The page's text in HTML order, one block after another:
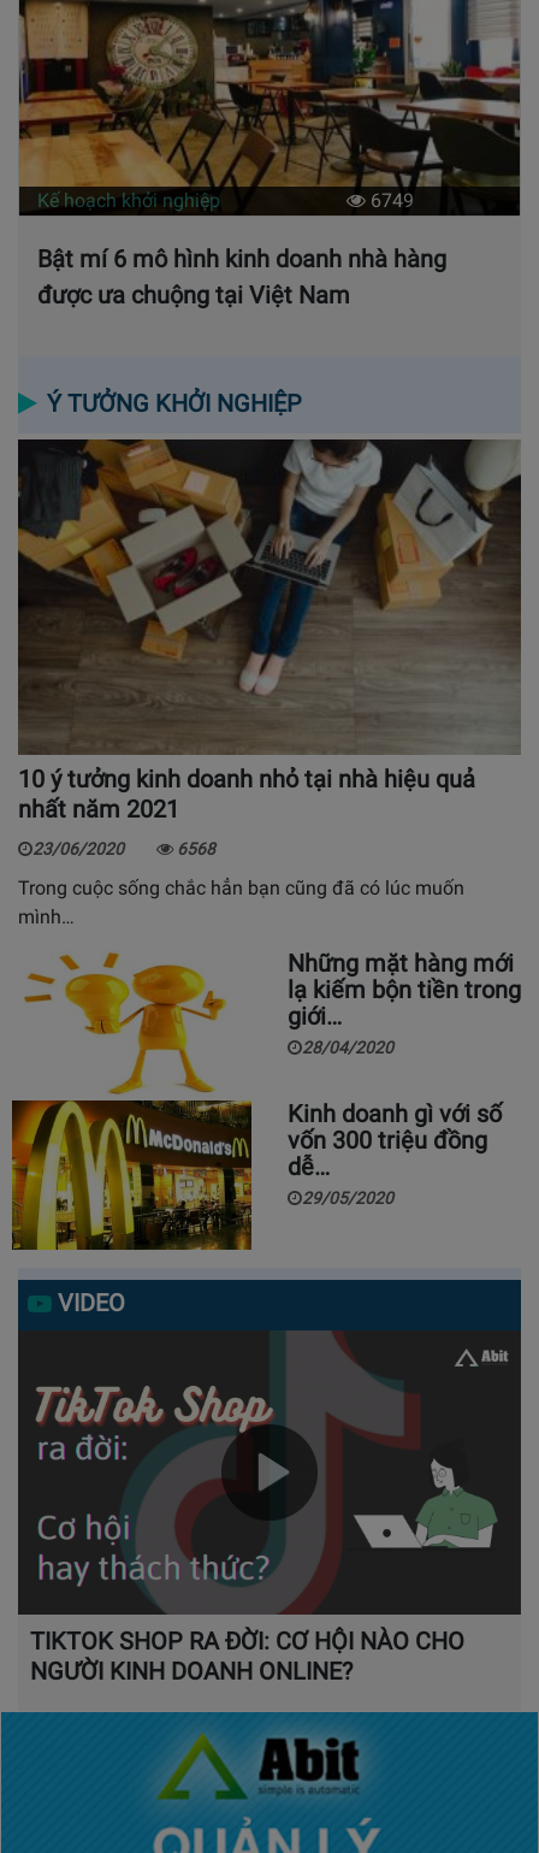
Kế hoạch khởi nghiệp 6749
Bật mí 6 mô hình kinh doanh nhà hàng
được ưa chuộng tại Việt Nam
Ý TƯỞNG KHỞI NGHIỆP
10 ý tưởng kinh doanh nhỏ tại nhà hiệu quả
nhất năm 2021
23/06/2020 6568
Trong cuộc sống chắc hẳn bạn cũng đã có lúc muốn
mình…
Những mặt hàng mới
lạ kiếm bộn tiền trong
giới…
28/04/2020
Kinh doanh gì với số
vốn 300 triệu đồng
dễ…
29/05/2020
VIDEO
TIKTOK SHOP RA ĐỜI: CƠ HỘI NÀO CHO
NGƯỜI KINH DOANH ONLINE?